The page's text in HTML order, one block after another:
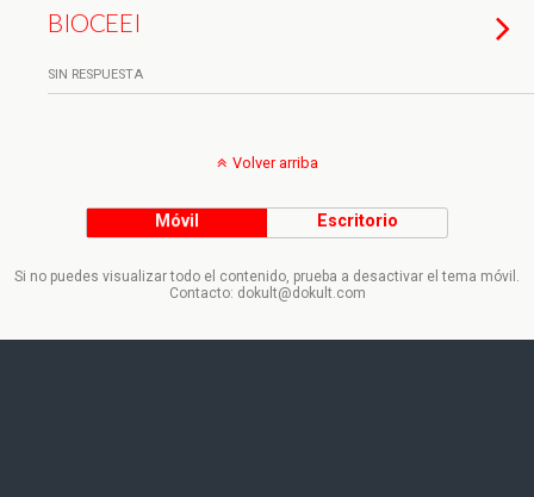
BIOCEEI
SIN RESPUESTA
Volver arriba
Móvil Escritorio
Si no puedes visualizar todo el contenido, prueba a desactivar el tema móvil.
Contacto: dokult@dokult.com